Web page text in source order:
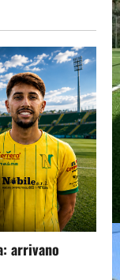
arrivano